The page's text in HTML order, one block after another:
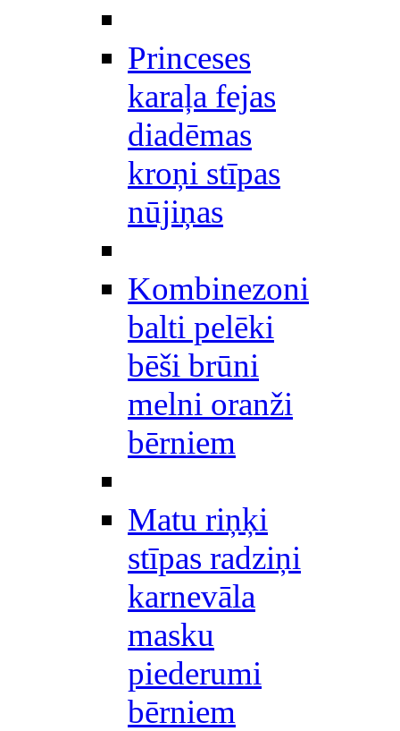
Princeses
karaļa fejas
diadēmas
kroņi stīpas
nūjiņas
Kombinezoni
balti pelēki
bēši brūni
melni oranži
bērniem
Matu riņķi
stīpas radziņi
karnevāla
masku
piederumi
bērniem